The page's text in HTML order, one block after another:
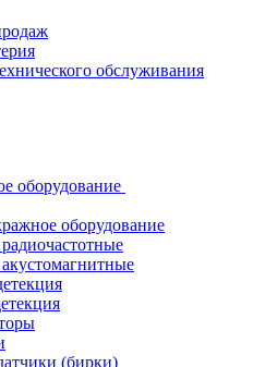
обслуживания
оборудование
оборудование
(бирки)